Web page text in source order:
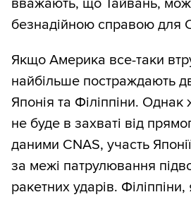
вважають, що Тайвань,
безнадійною справою
Якщо Америка все-таки
найбільше постраждають
Японія та Філіппіни. Однак
не буде в захваті від
даними CNAS, участь
за межі патрулювання
ракетних ударів.